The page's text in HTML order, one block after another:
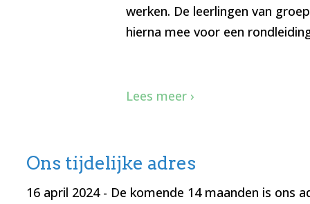
werken. De leerlingen van
hierna mee voor een
Lees meer ›
Ons tijdelijke adres
16 april 2024- De komende 14 maanden is ons